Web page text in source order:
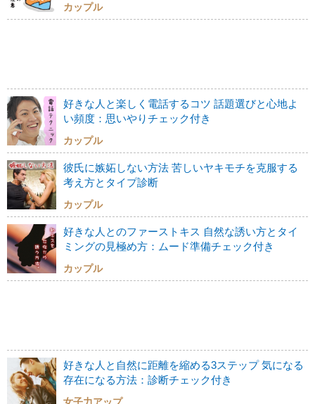
カップル
好きな人と楽しく電話するコツ 話題選びと心地よ
い頻度：思いやりチェック付き
カップル
彼氏に嫉妬しない方法 苦しいヤキモチを克服する
考え方とタイプ診断
カップル
好きな人とのファーストキス 自然な誘い方とタイ
ミングの見極め方：ムード準備チェック付き
カップル
好きな人と自然に距離を縮める3ステップ 気になる
存在になる方法：診断チェック付き
女子力アップ